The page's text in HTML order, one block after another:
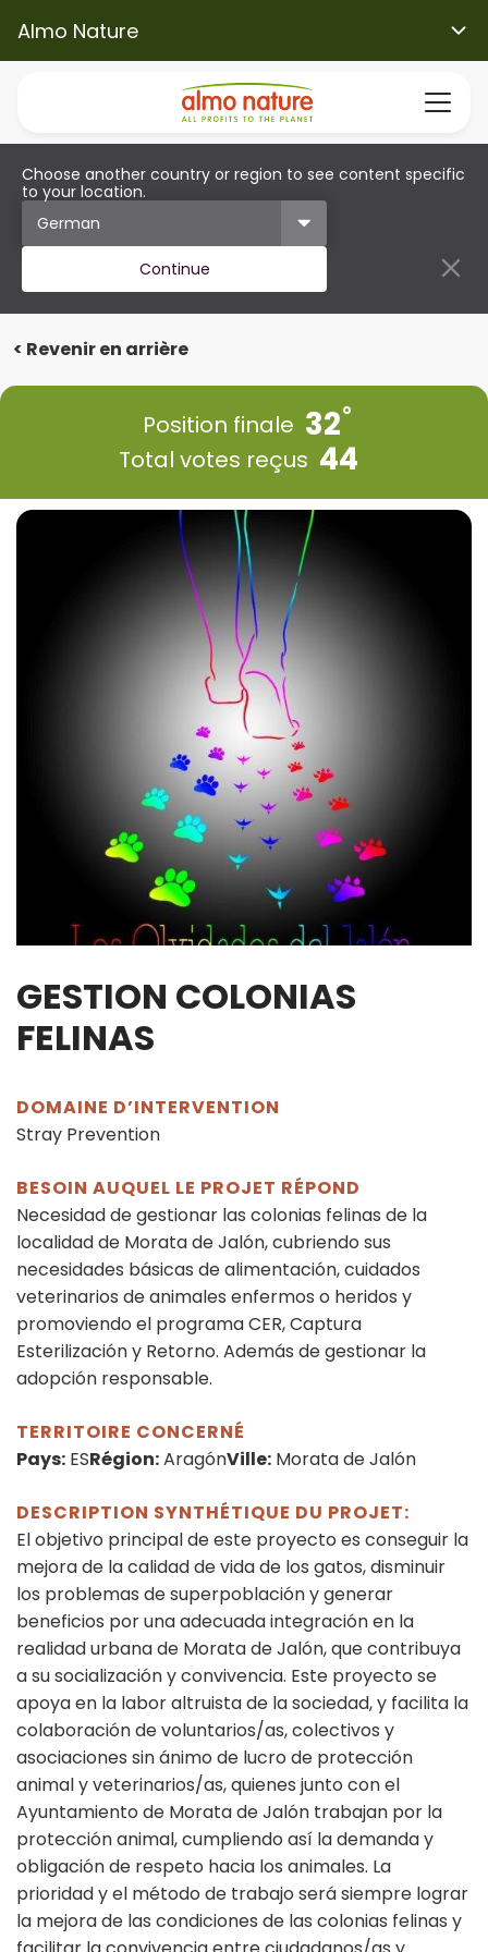
Almo Nature
Choose another country or region to see content specific
to your location.
Continue
< Revenir en arrière
Position finale 32
Total votes reçus 44
GESTION COLONIAS
FELINAS
DOMAINE D’INTERVENTION
Stray Prevention
BESOIN AUQUEL LE PROJET RÉPOND
Necesidad de gestionar las colonias felinas de la
localidad de Morata de Jalón, cubriendo sus
necesidades básicas de alimentación, cuidados
veterinarios de animales enfermos o heridos y
promoviendo el programa CER, Captura
Esterilización y Retorno. Además de gestionar la
adopción responsable.
TERRITOIRE CONCERNÉ
Pays: ESRégion:AragónVille: Morata de Jalón
DESCRIPTION SYNTHÉTIQUE DU PROJET:
El objetivo principal de este proyecto es conseguir la
mejora de la calidad de vida de los gatos, disminuir
los problemas de superpoblación y generar
beneficios por una adecuada integración en la
realidad urbana de Morata de Jalón, que contribuya
a su socialización y convivencia. Este proyecto se
apoya en la labor altruista de la sociedad, y facilita la
colaboración de voluntarios/as, colectivos y
asociaciones sin ánimo de lucro de protección
animal y veterinarios/as, quienes junto con el
Ayuntamiento de Morata de Jalón trabajan por la
protección animal, cumpliendo así la demanda y
obligación de respeto hacia los animales. La
prioridad y el método de trabajo será siempre lograr
la mejora de las condiciones de las colonias felinas y